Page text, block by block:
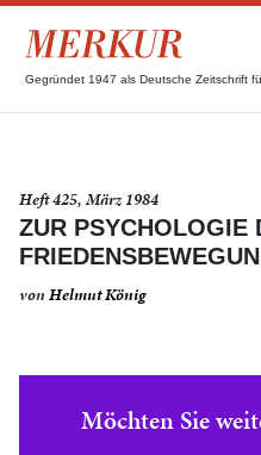
Gegründet 1947 als Deutsche Zeitschrift
Heft 425, März 1984
ZUR PSYCHOLOGIE
vonHelmut König
Möchten Sie